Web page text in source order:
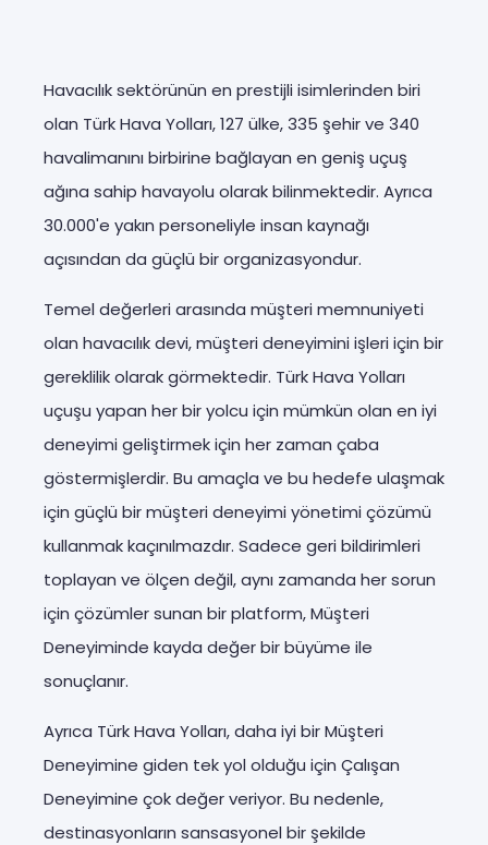
Havacılık sektörünün en prestijli isimlerinden biri
olan Türk Hava Yolları, 127 ülke, 335 şehir ve 340
havalimanını birbirine bağlayan en geniş uçuş
ağına sahip havayolu olarak bilinmektedir. Ayrıca
30.000'e yakın personeliyle insan kaynağı
açısından da güçlü bir organizasyondur.
Temel değerleri arasında müşteri memnuniyeti
olan havacılık devi, müşteri deneyimini işleri için bir
gereklilik olarak görmektedir. Türk Hava Yolları
uçuşu yapan her bir yolcu için mümkün olan en iyi
deneyimi geliştirmek için her zaman çaba
göstermişlerdir. Bu amaçla ve bu hedefe ulaşmak
için güçlü bir müşteri deneyimi yönetimi çözümü
kullanmak kaçınılmazdır. Sadece geri bildirimleri
toplayan ve ölçen değil, aynı zamanda her sorun
için çözümler sunan bir platform, Müşteri
Deneyiminde kayda değer bir büyüme ile
sonuçlanır.
Ayrıca Türk Hava Yolları, daha iyi bir Müşteri
Deneyimine giden tek yol olduğu için Çalışan
Deneyimine çok değer veriyor. Bu nedenle,
destinasyonların sansasyonel bir şekilde